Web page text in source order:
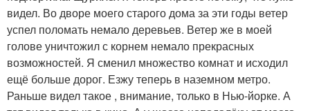
видел. Во дворе моего старого дома за эти годы ветер
успел поломать немало деревьев. Ветер же в моей
голове уничтожил с корнем немало прекрасных
возможностей. Я сменил множество комнат и исходил
ещё больше дорог. Езжу теперь в наземном метро.
Раньше видел такое , внимание, только в Нью-йорке. А